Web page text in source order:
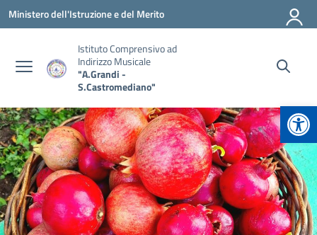
Vai ai contenuti
Vai al menu di navigazione
Vai al footer
Ministero dell'Istruzione e del Merito
Istituto Comprensivo ad
Indirizzo Musicale
"A.Grandi -
S.Castromediano"